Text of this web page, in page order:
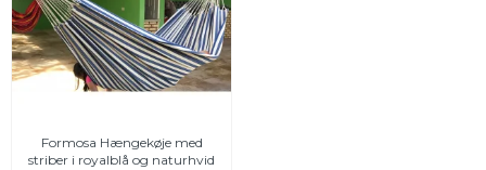
Formosa Hængekøje med
striber i royalblå og naturhvid